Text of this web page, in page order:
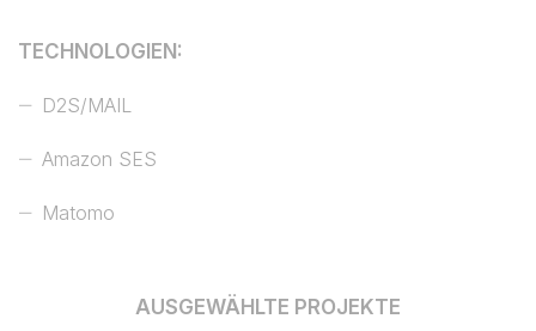
TECHNOLOGIEN:
D2S/MAIL
Amazon SES
Matomo
AUSGEWÄHLTE PROJEKTE